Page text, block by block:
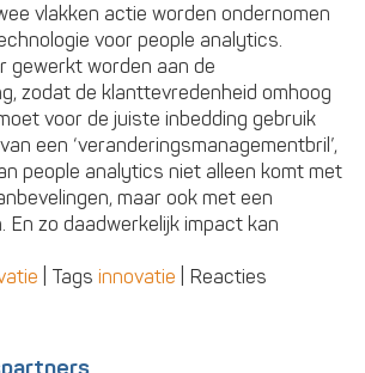
vlakken actie worden ondernomen
voor people analytics.
gewerkt worden aan de
zodat de klanttevredenheid omhoog
voor de juiste inbedding gebruik
een ‘veranderingsmanagementbril’,
people analytics niet alleen komt met
maar ook met een
En zo daadwerkelijk impact kan
Tags innovatie
Reacties